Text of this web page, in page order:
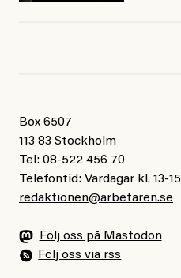
Box 6507
113 83 Stockholm
Tel: 08-522 456 70
Telefontid: Vardagar kl. 13-15
redaktionen@arbetaren.se
Följ oss på Mastodon
Följ oss via rss